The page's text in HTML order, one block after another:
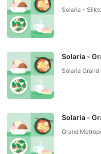
Solaria -
Solaria -
Solaria
Solaria -
Grand